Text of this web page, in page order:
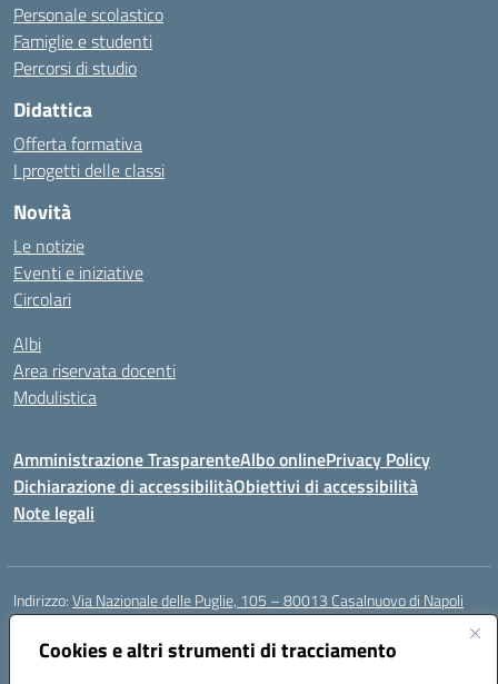
Cookies e altri strumenti di tracciamento
Personale scolastico
Famiglie e studenti
Percorsi di studio
Didattica
Offerta formativa
I progetti delle classi
Novità
Le notizie
Eventi e iniziative
Circolari
Albi
Area riservata docenti
Modulistica
Amministrazione TrasparenteAlbo onlinePrivacy Policy
Dichiarazione di accessibilitàObiettivi di accessibilità
Note legali
Indirizzo:Via Nazionale delle Puglie, 105 – 80013 Casalnuovo di Napoli
Centralino:
Email:naee32300a@istruzione.it